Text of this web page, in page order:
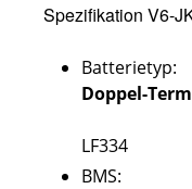
Spezifikation V6-
Doppel-
z.B.
LF334
BMS: 48